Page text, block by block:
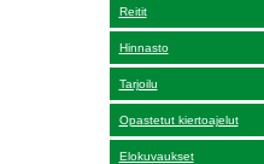
Reitit
Hinnasto
Tarjoilu
Opastetut kiertoajelut
Elokuvaukset